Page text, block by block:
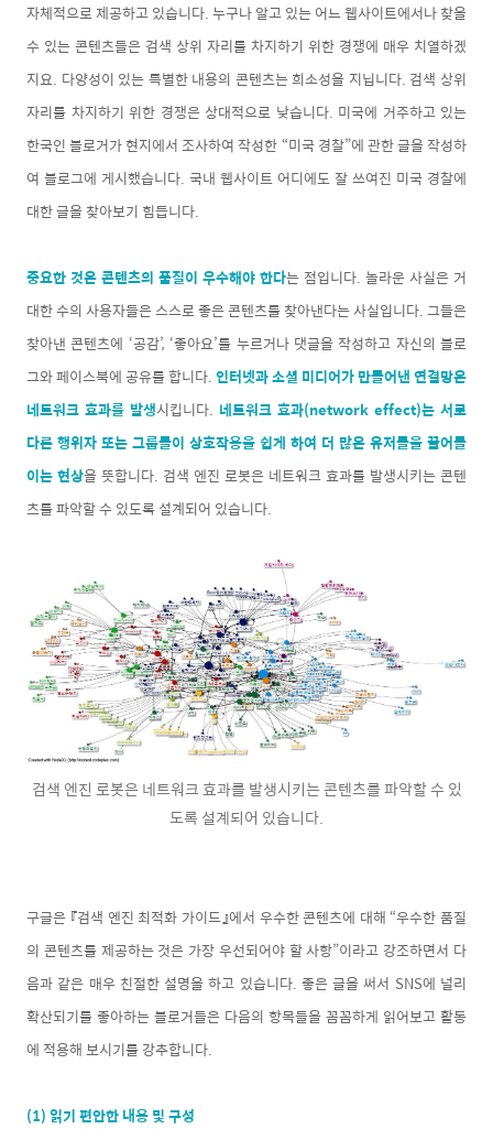
자체적으로 제공하고 있습니다. 누구나 알고 있는 어느 웹사이트에서나 찾을
수 있는 콘텐츠들은 검색 상위 자리를 차지하기 위한 경쟁에 매우 치열하겠
지요. 다양성이 있는 특별한 내용의 콘텐츠는 희소성을 지닙니다. 검색 상위
자리를 차지하기 위한 경쟁은 상대적으로 낮습니다. 미국에 거주하고 있는
한국인 블로거가 현지에서 조사하여 작성한 “미국 경찰”에 관한 글을 작성하
여 블로그에 게시했습니다. 국내 웹사이트 어디에도 잘 쓰여진 미국 경찰에
대한 글을 찾아보기 힘듭니다.
중요한 것은 콘텐츠의 품질이 우수해야 한다는 점입니다. 놀라운 사실은 거
대한 수의 사용자들은 스스로 좋은 콘텐츠를 찾아낸다는 사실입니다. 그들은
찾아낸 콘텐츠에 ‘공감’, ‘좋아요’를 누르거나 댓글을 작성하고 자신의 블로
그와 페이스북에 공유를 합니다.인터넷과 소셜 미디어가 만들어낸 연결망은
네트워크 효과를 발생시킵니다. 네트워크 효과(network effect)는 서로
다른 행위자 또는 그룹들이 상호작용을 쉽게 하여 더 많은 유저들을 끌어들
이는 현상을 뜻합니다. 검색 엔진 로봇은 네트워크 효과를 발생시키는 콘텐
츠를 파악할 수 있도록 설계되어 있습니다.
검색 엔진 로봇은 네트워크 효과를 발생시키는 콘텐츠를 파악할 수 있
도록 설계되어 있습니다.
구글은 『검색 엔진 최적화 가이드』에서 우수한 콘텐츠에 대해 “우수한 품질
의 콘텐츠를 제공하는 것은 가장 우선되어야 할 사항”이라고 강조하면서 다
음과 같은 매우 친절한 설명을 하고 있습니다. 좋은 글을 써서 SNS에 널리
확산되기를 좋아하는 블로거들은 다음의 항목들을 꼼꼼하게 읽어보고 활동
에 적용해 보시기를 강추합니다.
(1) 읽기 편안한 내용 및 구성